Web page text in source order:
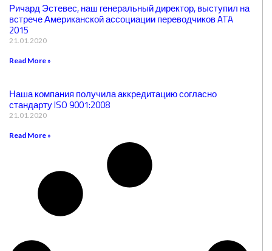
Ричард Эстевес, наш генеральный директор, выступил на
встрече Американской ассоциации переводчиков ATA
2015
21.01.2020
Read More »
Наша компания получила аккредитацию согласно
стандарту ISO 9001:2008
21.01.2020
Read More »